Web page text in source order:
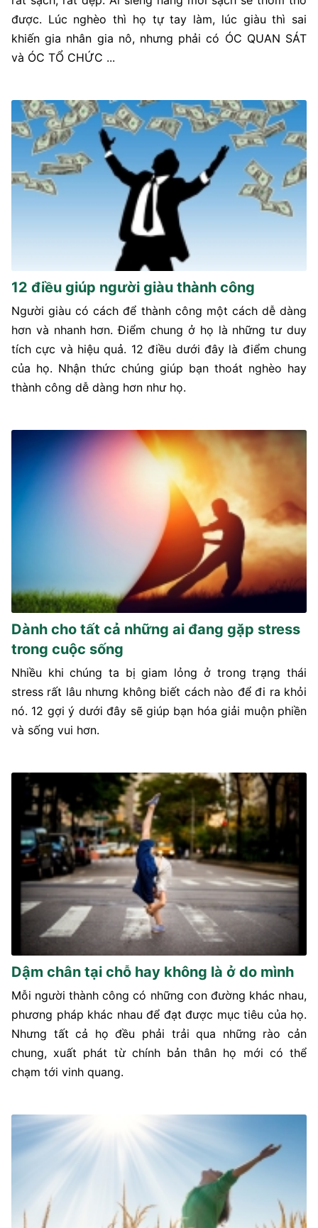
được. Lúc nghèo thì họ tự tay làm, lúc giàu thì sai
khiến gia nhân gia nô, nhưng phải có ÓC QUAN SÁT
và ÓC TỔ CHỨC ...
12 điều giúp người giàu thành công
Người giàu có cách để thành công một cách dễ dàng
hơn và nhanh hơn. Điểm chung ở họ là những tư duy
tích cực và hiệu quả. 12 điều dưới đây là điểm chung
của họ. Nhận thức chúng giúp bạn thoát nghèo hay
thành công dễ dàng hơn như họ.
Dành cho tất cả những ai đang gặp stress
trong cuộc sống
Nhiều khi chúng ta bị giam lỏng ở trong trạng thái
stress rất lâu nhưng không biết cách nào để đi ra khỏi
nó. 12 gợi ý dưới đây sẽ giúp bạn hóa giải muộn phiền
và sống vui hơn.
Dậm chân tại chỗ hay không là ở do mình
Mỗi người thành công có những con đường khác nhau,
phương pháp khác nhau để đạt được mục tiêu của họ.
Nhưng tất cả họ đều phải trải qua những rào cản
chung, xuất phát từ chính bản thân họ mới có thể
chạm tới vinh quang.